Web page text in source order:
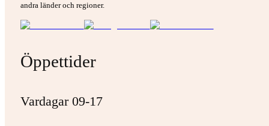
andra länder och regioner.
Öppettider
Vardagar 09-17